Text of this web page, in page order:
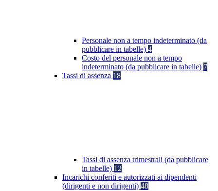
Personale non a tempo indeterminato (da
pubblicare in tabelle) 4
Costo del personale non a tempo
indeterminato (da pubblicare in tabelle) 7
Tassi di assenza 18
Tassi di assenza trimestrali (da pubblicare
in tabelle) 12
Incarichi conferiti e autorizzati ai dipendenti
(dirigenti e non dirigenti) 48